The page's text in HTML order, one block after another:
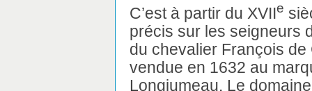
C’est à partir du XVIIe
précis sur les seigneurs
du chevalier François
vendue en 1632 au
Longjumeau. Le